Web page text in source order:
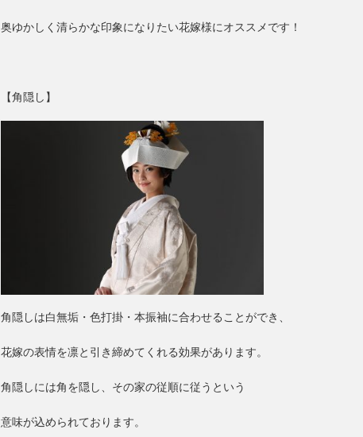
奥ゆかしく清らかな印象になりたい花嫁様にオススメです！
【角隠し】
角隠しは白無垢・色打掛・本振袖に合わせることができ、
花嫁の表情を凛と引き締めてくれる効果があります。
角隠しには角を隠し、その家の従順に従う という
意味が込められております。